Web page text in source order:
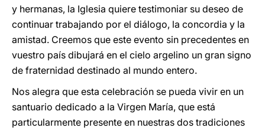
y hermanas, la Iglesia quiere testimoniar su deseo de
continuar trabajando por el diálogo, la concordia y la
amistad. Creemos que este evento sin precedentes en
vuestro país dibujará en el cielo argelino un gran signo
de fraternidad destinado al mundo entero.
Nos alegra que esta celebración se pueda vivir en un
santuario dedicado a la Virgen María, que está
particularmente presente en nuestras dos tradiciones